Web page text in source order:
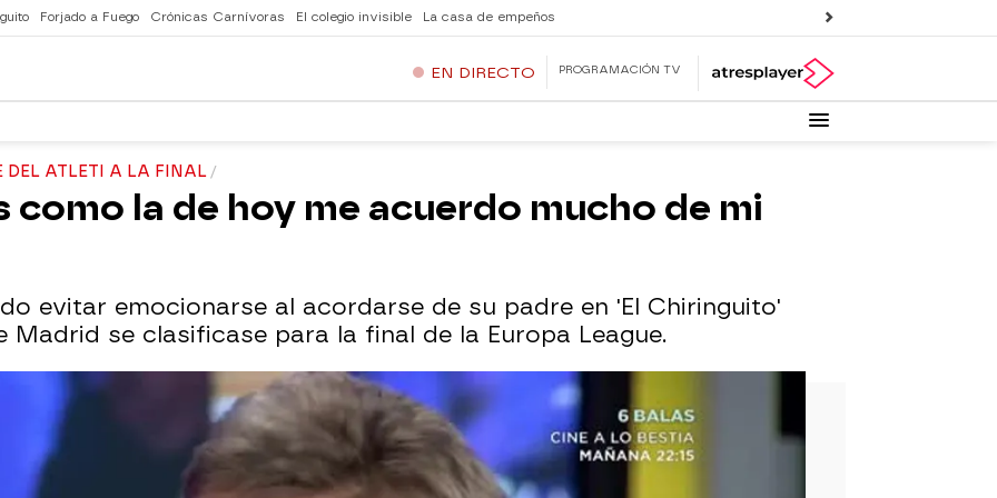
Forjado a Fuego Crónicas Carnívoras El colegio invisible La casa de empeños
EN DIRECTO PROGRAMACIÓN TV
DEL ATLETI A LA FINAL
como la de hoy me acuerdo mucho de mi
evitar emocionarse al acordarse de su padre en 'El Chiringuito'
Madrid se clasificase para la final de la Europa League.